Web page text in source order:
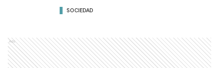
SOCIEDAD
Ads